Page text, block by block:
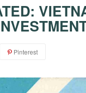
Pinterest